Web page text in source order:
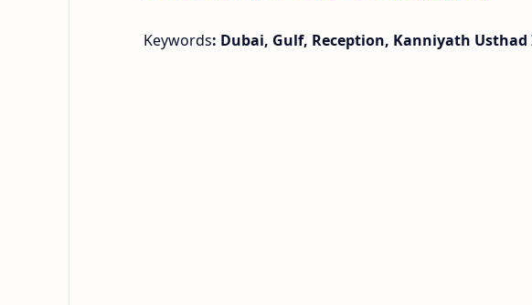
Keywords: Dubai, Gulf, Reception, Kanniyath Usthad